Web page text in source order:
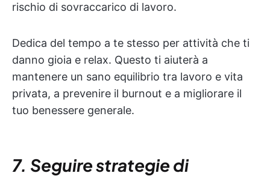
rischio di sovraccarico di lavoro.
Dedica del tempo a te stesso per attività che ti
danno gioia e relax. Questo ti aiuterà a
mantenere un sano equilibrio tra lavoro e vita
privata, a prevenire il burnout e a migliorare il
tuo benessere generale.
7. Seguire strategie di